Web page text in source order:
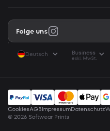
Folge uns
Deutsch Business
exkl. MwSt.
CookiesAGBImpressumDatenschutz
© 2026 Softwear Prints